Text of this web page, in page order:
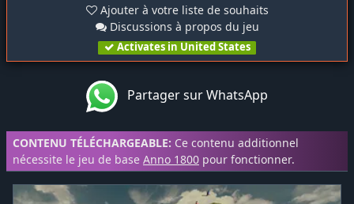
Ajouter à votre liste de souhaits
Discussions à propos du jeu
Activates in United States
Partager sur WhatsApp
CONTENU TÉLÉCHARGEABLE: Ce contenu additionnel
nécessite le jeu de base Anno 1800 pour fonctionner.